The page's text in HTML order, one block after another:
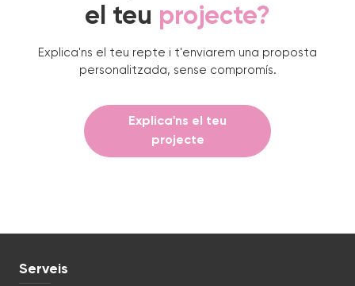
el teu projecte?
Explica'ns el teu repte i t'enviarem una proposta
personalitzada, sense compromís.
Explica'ns el teu
projecte
Serveis